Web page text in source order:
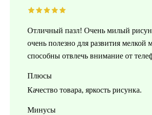
Отличный пазл! Очень милый
очень полезно для развития
способны отвлечь внимание от
Плюсы
Качество товара, яркость рисунка.
Минусы